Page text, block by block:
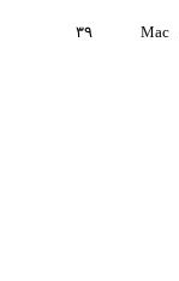
٣٩ Mac